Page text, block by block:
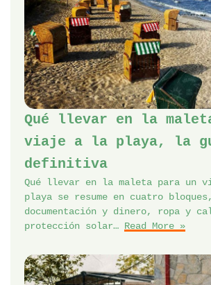
Qué llevar en la
viaje a la playa, la
definitiva
Qué llevar en la maleta para un
playa se resume en cuatro bloques,
documentación y dinero, ropa y
protección solar… Read More »